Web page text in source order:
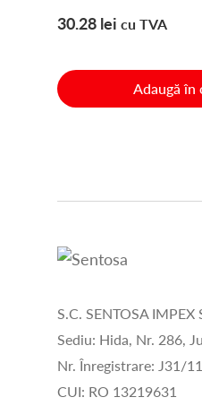
30.28 lei cu TVA
Adaugă în
S.C. SENTOSA IMPEX
Sediu: Hida, Nr. 286,
Nr. Înregistrare: J31/
CUI: RO 13219631